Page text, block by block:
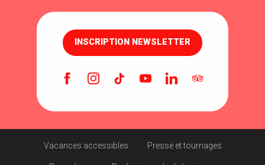
INSCRIPTION NEWSLETTER
Vacances accessibles Presse et tournages